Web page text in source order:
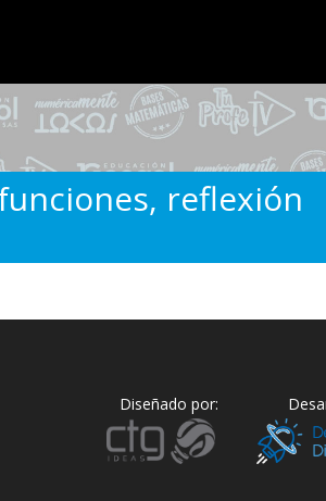
reflexión
Diseñado por: